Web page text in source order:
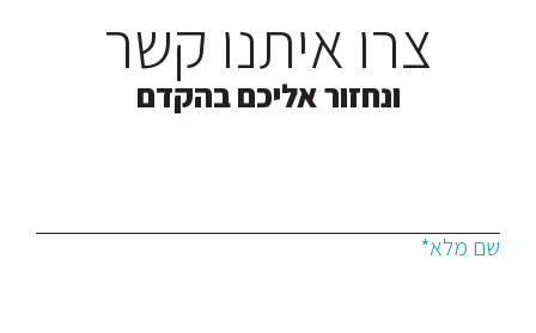
צרו איתנו קשר
ונחזור אליכם בהקדם
שם מלא*